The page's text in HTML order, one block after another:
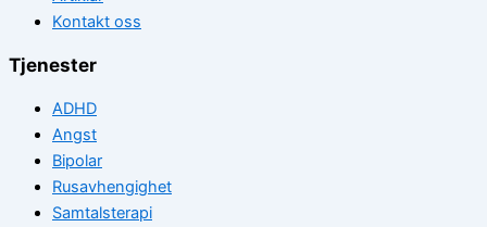
Kontakt oss
Tjenester
ADHD
Angst
Bipolar
Rusavhengighet
Samtalsterapi